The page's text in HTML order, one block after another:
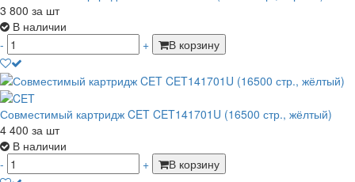
3 800 за шт
В наличии
-
+ В корзину
Совместимый картридж CET CET141701U (16500 стр., жёлтый)
4 400 за шт
В наличии
-
+ В корзину